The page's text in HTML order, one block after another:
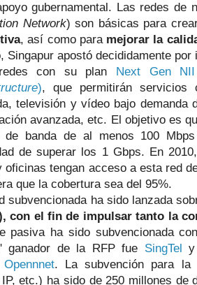
gubernamental. Las redes de
Network) son básicas para
, así como paramejorar la
Singapur apostó decididamente
con su plan
Next Gen
), que permitirán servicios
televisión y vídeo bajo demanda
avanzada, etc. El objetivo es
de banda de al menos 100
de superar los 1 Gbps. En
oficinas tengan acceso a esta red
que la cobertura sea del 95%.
subvencionada ha sido lanzada
con el fin de impulsar tanto la
pasiva ha sido subvencionada
ganador de la RFP fue SingTel
Opennnet. La subvención para la
etc.) ha sido de 250 millones de